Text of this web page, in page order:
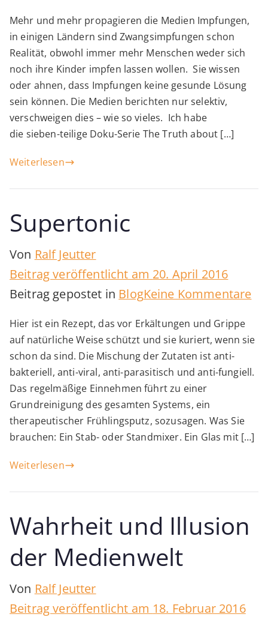
Wahrheit
über
Impfungen
–
1
Mehr und mehr propagieren die Medien Impfungen,
in einigen Ländern sind Zwangsimpfungen schon
Realität, obwohl immer mehr Menschen weder sich
noch ihre Kinder impfen lassen wollen. Sie wissen
oder ahnen, dass Impfungen keine gesunde Lösung
sein können. Die Medien berichten nur selektiv,
verschweigen dies – wie so vieles. Ich habe
die sieben-teilige Doku-Serie The Truth about […]
Weiterlesen
Supertonic
Von Ralf Jeutter
Beitrag veröffentlicht am 20. April 2016
Beitrag gepostet in BlogKeine Kommentarezu
Hier ist ein Rezept, das vor Erkältungen und Grippe
auf natürliche Weise schützt und sie kuriert, wenn sie
schon da sind. Die Mischung der Zutaten ist anti-
bakteriell, anti-viral, anti-parasitisch und anti-fungiell.
Das regelmäßige Einnehmen führt zu einer
Grundreinigung des gesamten Systems, ein
therapeutischer Frühlingsputz, sozusagen. Was Sie
brauchen: Ein Stab- oder Standmixer. Ein Glas mit […]
Weiterlesen
Wahrheit und Illusion
der Medienwelt
Von Ralf Jeutter
Beitrag veröffentlicht am 18. Februar 2016